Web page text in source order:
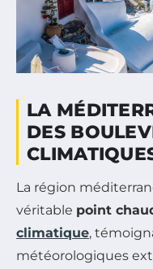
LA
DES
La région
véritable point
climatique,
météorologiques